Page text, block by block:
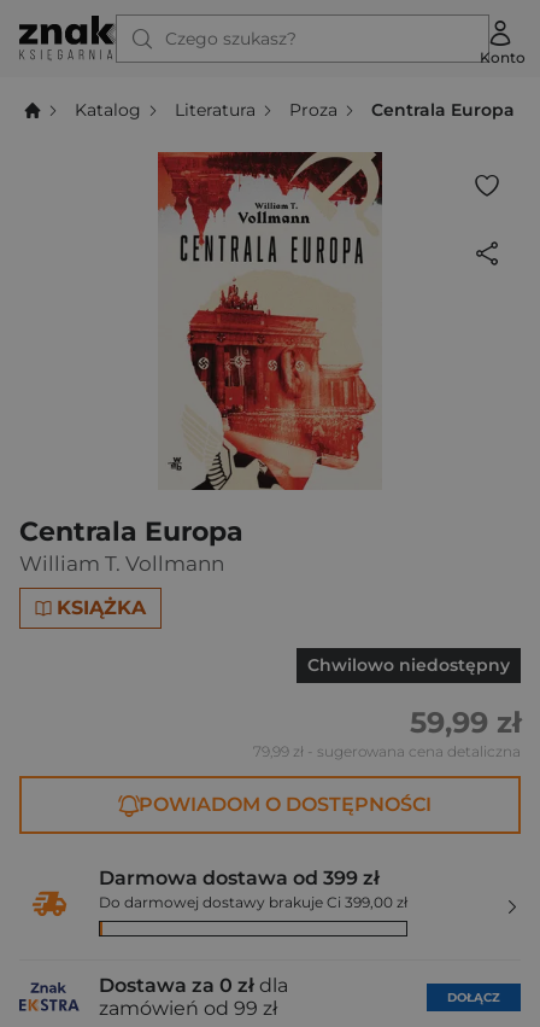
Czego szukasz?
Konto
Katalog Literatura Proza Centrala Europa
Centrala Europa
William T. Vollmann
KSIĄŻKA
Chwilowo niedostępny
59,99 zł
79,99 zł - sugerowana cena detaliczna
POWIADOM O DOSTĘPNOŚCI
Darmowa dostawa od 399 zł
Do darmowej dostawy brakuje Ci 399,00 zł
Dostawa za 0 zł dla
zamówień od 99 zł
DOŁĄCZ